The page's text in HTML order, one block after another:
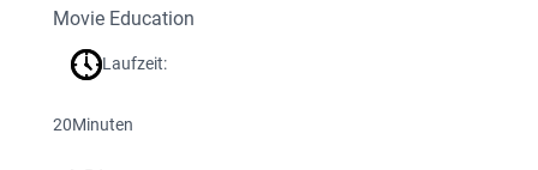
Movie Education
Laufzeit:
20Minuten